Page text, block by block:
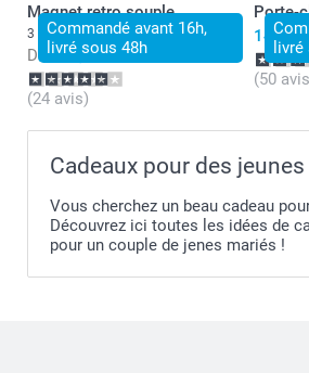
Commandé avant 16h,
livré sous 48h
Magnet retro souple
3 variantes
Dès 21,99
(24 avis)
Porte-
14,49
(50
Cadeaux pour des
Vous cherchez un beau cadeau
Découvrez ici toutes les idées de
pour un couple de jenes mariés !